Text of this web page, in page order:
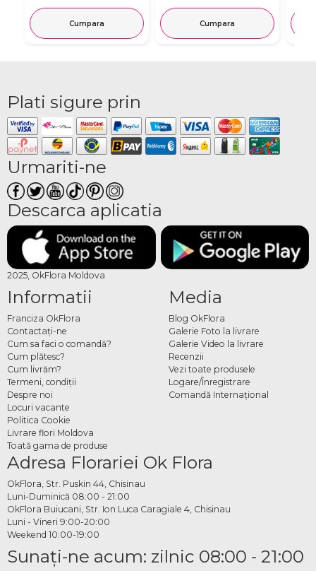
Cumpara Cumpara
Plati sigure prin
Urmariti-ne
Descarca aplicatia
2025, OkFlora Moldova
Informatii
Franciza OkFlora
Contactaţi-ne
Cum sa faci o comandă?
Cum plătesc?
Cum livrăm?
Termeni, condiţii
Despre noi
Locuri vacante
Politica Cookie
Livrare flori Moldova
Toată gama de produse
Media
Blog OkFlora
Galerie Foto la livrare
Galerie Video la livrare
Recenzii
Vezi toate produsele
Logare/Înregistrare
Comandă Internațional
Adresa Florariei Ok Flora
OkFlora, Str. Puskin 44, Chisinau
Luni-Duminică 08:00 - 21:00
OkFlora Buiucani, Str. Ion Luca Caragiale 4, Chisinau
Luni - Vineri 9:00-20:00
Weekend 10:00-19:00
Sunaţi-ne acum: zilnic 08:00 - 21:00